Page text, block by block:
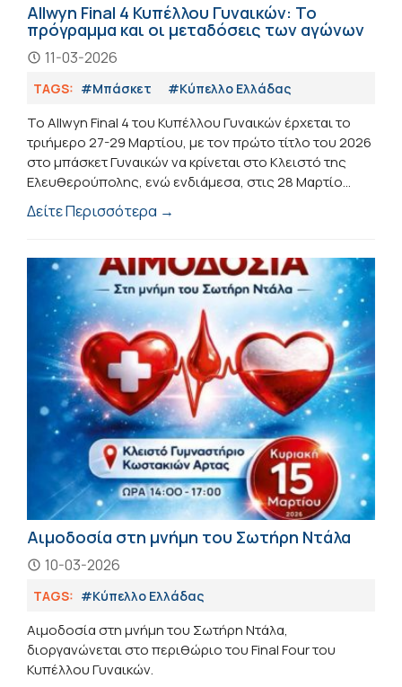
Allwyn Final 4 Κυπέλλου Γυναικών: Το
πρόγραμμα και οι μεταδόσεις των αγώνων
11-03-2026
TAGS: #Μπάσκετ #Κύπελλο Ελλάδας
Το Allwyn Final 4 του Κυπέλλου Γυναικών έρχεται το
τριήμερο 27-29 Μαρτίου, με τον πρώτο τίτλο του 2026
στο μπάσκετ Γυναικών να κρίνεται στο Κλειστό της
Ελευθερούπολης, ενώ ενδιάμεσα, στις 28 Μαρτίο...
Δείτε Περισσότερα →
Αιμοδοσία στη μνήμη του Σωτήρη Ντάλα
10-03-2026
TAGS: #Κύπελλο Ελλάδας
Αιμοδοσία στη μνήμη του Σωτήρη Ντάλα,
διοργανώνεται στο περιθώριο του Final Four του
Κυπέλλου Γυναικών.